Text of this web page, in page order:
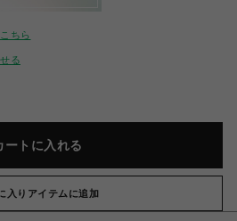
こちら
る
ートに入れる
入りアイテムに追加